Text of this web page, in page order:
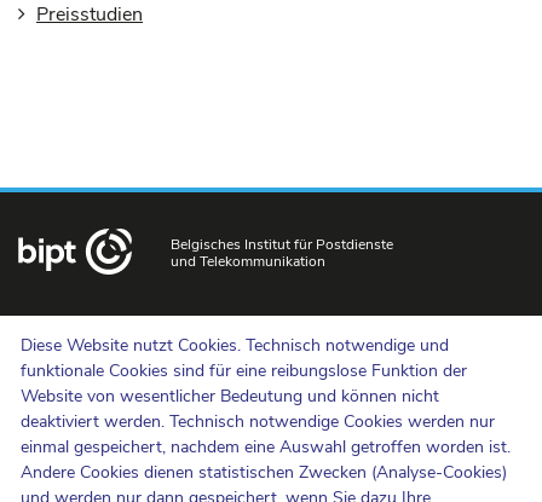
Diese Website nutzt Cookies. Technisch notwendige und
funktionale Cookies sind für eine reibungslose Funktion der
Website von wesentlicher Bedeutung und können nicht
deaktiviert werden. Technisch notwendige Cookies werden nur
einmal gespeichert, nachdem eine Auswahl getroffen worden ist.
Andere Cookies dienen statistischen Zwecken (Analyse-Cookies)
Preisstudien
Belgisches Institut für Postdienste
und Telekommunikation
Uns kontaktieren
Hinweisgebermeldungen
Newsletter
Barrierefreiheit
Presse